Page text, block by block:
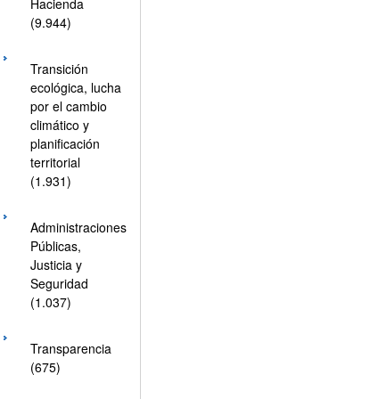
Hacienda
(9.944)
Transición
ecológica, lucha
por el cambio
climático y
planificación
territorial
(1.931)
Administraciones
Públicas,
Justicia y
Seguridad
(1.037)
Transparencia
(675)